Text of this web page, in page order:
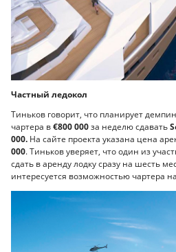
Частный ледокол
Тиньков говорит, что планирует
чартера в€800 000за неделю сдавать
000. На сайте проекта указана цена
000. Тиньков уверяет, что один из
сдать в аренду лодку сразу на шесть
интересуется возможностью чартера